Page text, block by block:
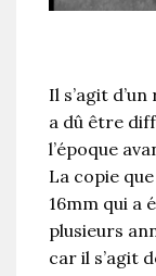
Il s’agit
a dû être
l’époque
La copie
16mm qui a
plusieurs
car il s’agit